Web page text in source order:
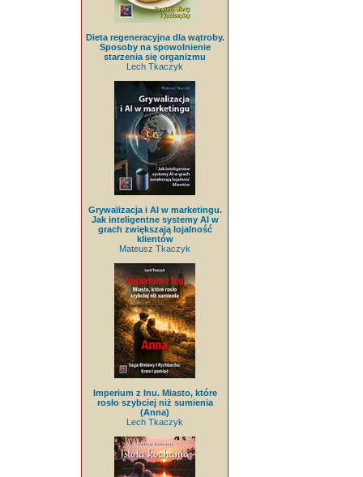
Dieta regeneracyjna dla wątroby.
Sposoby na spowolnienie
starzenia się organizmu
Lech Tkaczyk
Grywalizacja i AI w marketingu.
Jak inteligentne systemy AI w
grach zwiększają lojalność
klientów
Mateusz Tkaczyk
Imperium z lnu. Miasto, które
rosło szybciej niż sumienia
(Anna)
Lech Tkaczyk